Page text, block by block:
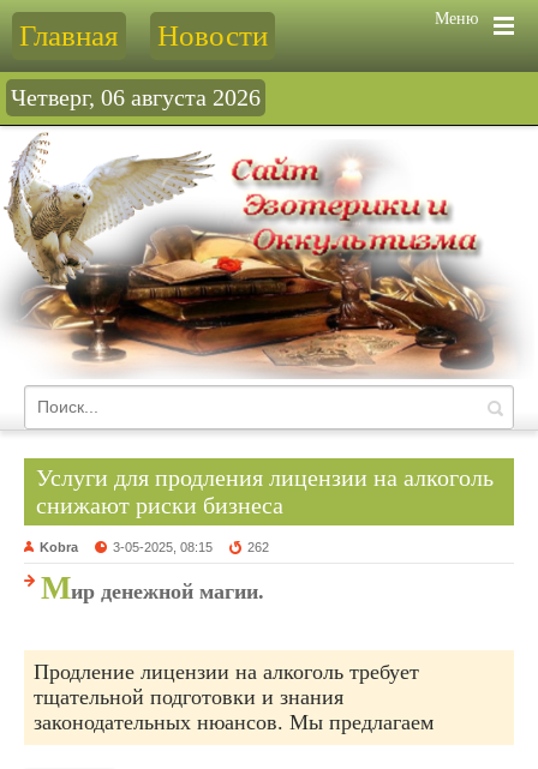
Меню
Главная Новости
Четверг, 06 августа 2026
Услуги для продления лицензии на алкоголь
снижают риски бизнеса
Kobra 3-05-2025, 08:15 262
Мир денежной магии.
Продление лицензии на алкоголь требует
тщательной подготовки и знания
законодательных нюансов. Мы предлагаем